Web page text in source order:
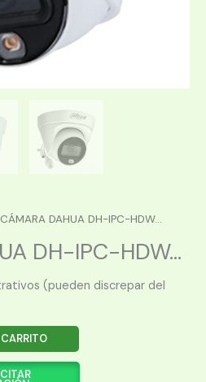
DAHUA DH-IPC-HDW...
DH-IPC-HDW...
(pueden discrepar del